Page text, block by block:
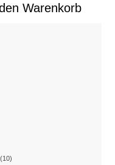
(10)
Warenkorb